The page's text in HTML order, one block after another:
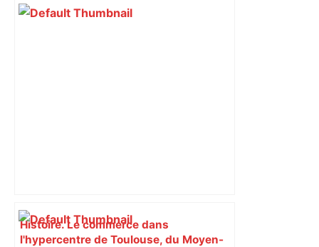
Histoire. Le commerce dans
l'hypercentre de Toulouse, du Moyen-